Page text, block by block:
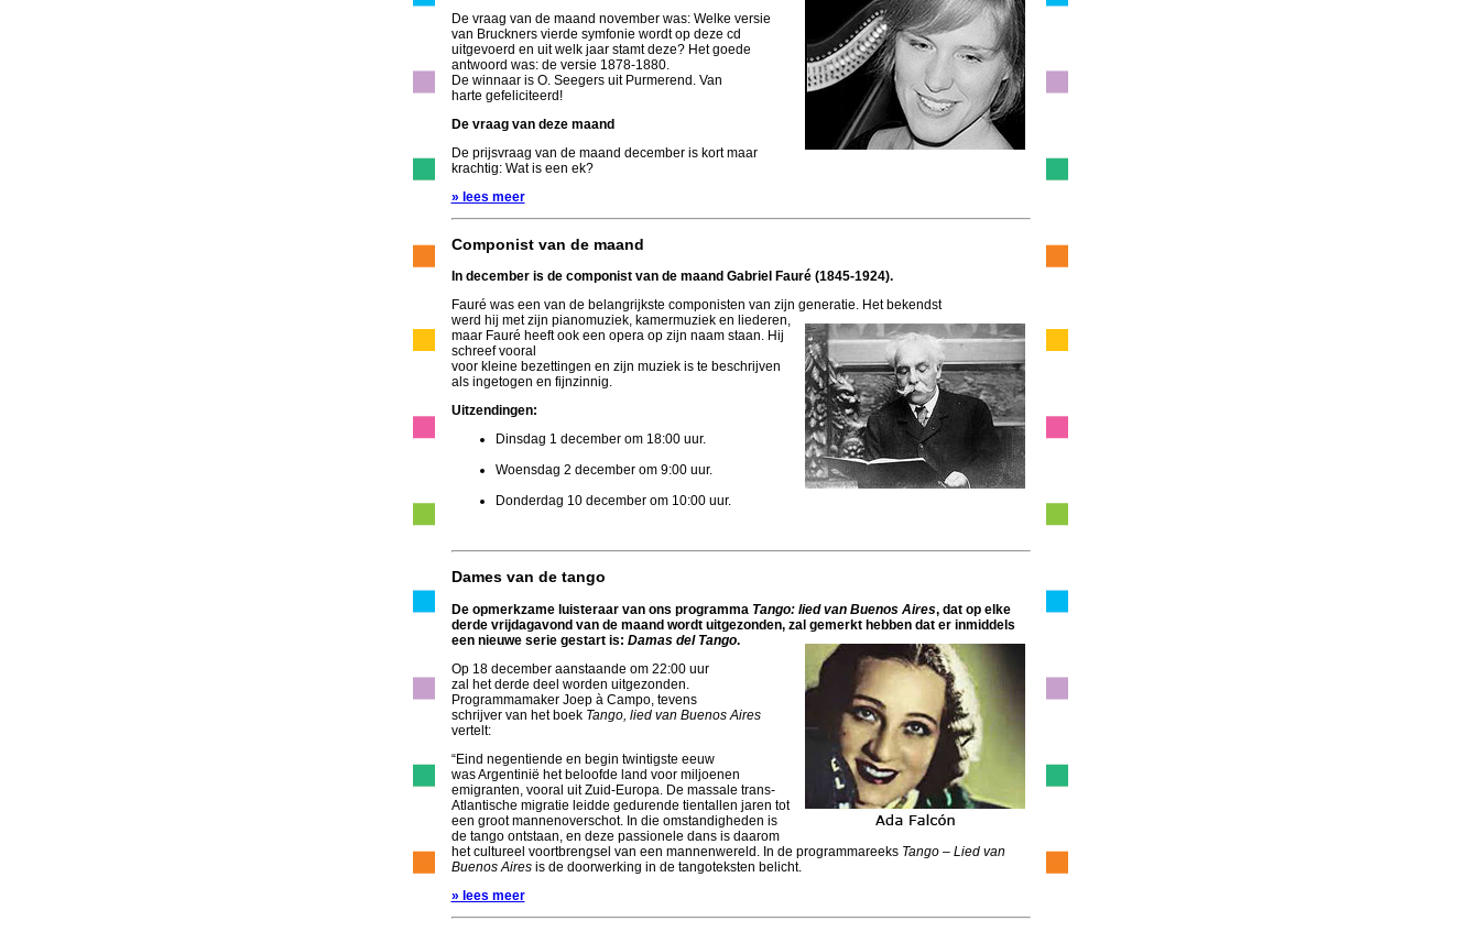
De vraag van de maand november was: Welke versie
van Bruckners vierde symfonie wordt op deze cd
uitgevoerd en uit welk jaar stamt deze? Het goede
antwoord was: de versie 1878-1880.
De winnaar is O. Seegers uit Purmerend. Van
harte gefeliciteerd!
De vraag van deze maand
De prijsvraag van de maand december is kort maar
krachtig: Wat is een ek?
» lees meer
Componist van de maand
In december is de componist van de maand Gabriel Fauré (1845-1924).
Fauré was een van de belangrijkste componisten van zijn generatie. Het bekendst
werd hij met zijn pianomuziek, kamermuziek en liederen,
maar Fauré heeft ook een opera op zijn naam staan. Hij
schreef vooral
voor kleine bezettingen en zijn muziek is te beschrijven
als ingetogen en fijnzinnig.
Uitzendingen:
Dinsdag 1 december om 18:00 uur.
Woensdag 2 december om 9:00 uur.
Donderdag 10 december om 10:00 uur.
Dames van de tango
De opmerkzame luisteraar van ons programma Tango: lied van Buenos Aires, dat op elke
derde vrijdagavond van de maand wordt uitgezonden, zal gemerkt hebben dat er inmiddels
een nieuwe serie gestart is: Damas del Tango.
Op 18 december aanstaande om 22:00 uur
zal het derde deel worden uitgezonden.
Programmamaker Joep à Campo, tevens
schrijver van het boek Tango, lied van Buenos Aires
vertelt:
“Eind negentiende en begin twintigste eeuw
was Argentinië het beloofde land voor miljoenen
emigranten, vooral uit Zuid-Europa. De massale trans-
Atlantische migratie leidde gedurende tientallen jaren tot
een groot mannenoverschot. In die omstandigheden is
de tango ontstaan, en deze passionele dans is daarom
het cultureel voortbrengsel van een mannenwereld. In de programmareeks Tango – Lied van
Buenos Airesis de doorwerking in de tangoteksten belicht.
» lees meer